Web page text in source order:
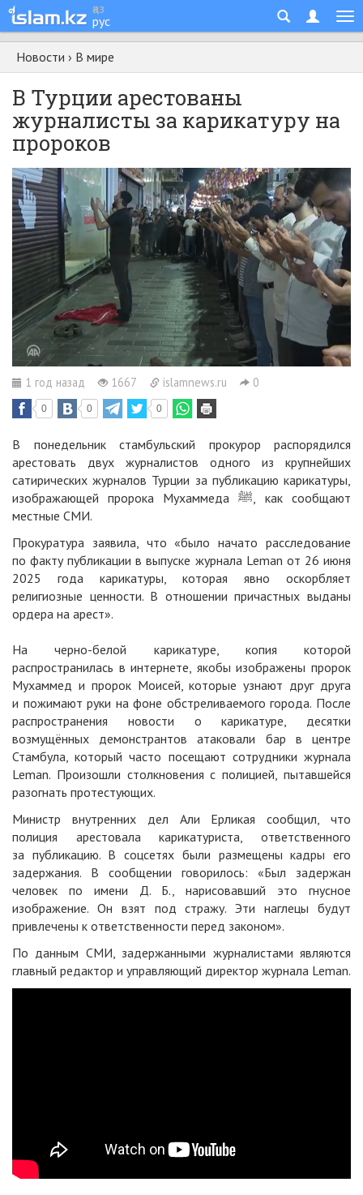
қаз
рус
Новости › В мире
В Турции арестованы
журналисты за карикатуру на
пророков
1 год назад 1667 islamnews.ru 0
0 0 0
В понедельник стамбульский прокурор распорядился
арестовать двух журналистов одного из крупнейших
сатирических журналов Турции за публикацию карикатуры,
изображающей пророка Мухаммеда ﷺ, как сообщают
местные СМИ.
Прокуратура заявила, что «было начато расследование
по факту публикации в выпуске журнала Leman от 26 июня
2025 года карикатуры, которая явно оскорбляет
религиозные ценности. В отношении причастных выданы
ордера на арест».
На черно-белой карикатуре, копия которой
распространилась в интернете, якобы изображены пророк
Мухаммед и пророк Моисей, которые узнают друг друга
и пожимают руки на фоне обстреливаемого города. После
распространения новости о карикатуре, десятки
возмущённых демонстрантов атаковали бар в центре
Стамбула, который часто посещают сотрудники журнала
Leman. Произошли столкновения с полицией, пытавшейся
разогнать протестующих.
Министр внутренних дел Али Ерликая сообщил, что
полиция арестовала карикатуриста, ответственного
за публикацию. В соцсетях были размещены кадры его
задержания. В сообщении говорилось: «Был задержан
человек по имени Д. Б., нарисовавший это гнусное
изображение. Он взят под стражу. Эти наглецы будут
привлечены к ответственности перед законом».
По данным СМИ, задержанными журналистами являются
главный редактор и управляющий директор журнала Leman.